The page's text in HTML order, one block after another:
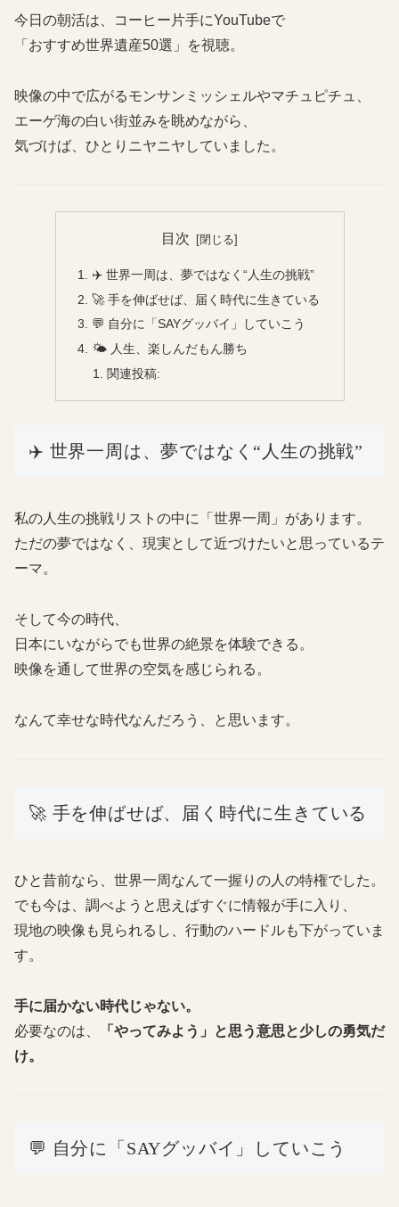
今日の朝活は、コーヒー片手にYouTubeで
「おすすめ世界遺産50選」を視聴。
映像の中で広がるモンサンミッシェルやマチュピチュ、
エーゲ海の白い街並みを眺めながら、
気づけば、ひとりニヤニヤしていました。
目次
✈️ 世界一周は、夢ではなく“人生の挑戦”
🚀 手を伸ばせば、届く時代に生きている
💬 自分に「SAYグッバイ」していこう
🌤 人生、楽しんだもん勝ち
関連投稿:
✈️ 世界一周は、夢ではなく“人生の挑戦”
私の人生の挑戦リストの中に「世界一周」があります。
ただの夢ではなく、現実として近づけたいと思っているテ
ーマ。
そして今の時代、
日本にいながらでも世界の絶景を体験できる。
映像を通して世界の空気を感じられる。
なんて幸せな時代なんだろう、と思います。
🚀 手を伸ばせば、届く時代に生きている
ひと昔前なら、世界一周なんて一握りの人の特権でした。
でも今は、調べようと思えばすぐに情報が手に入り、
現地の映像も見られるし、行動のハードルも下がっていま
す。
手に届かない時代じゃない。
必要なのは、
「やってみよう」と思う意思と少しの勇気だ
け。
💬 自分に「SAYグッバイ」していこう